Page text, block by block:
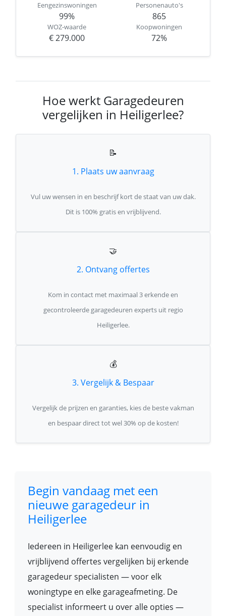
Eengezinswoningen
99%
Personenauto's
865
WOZ-waarde
€ 279.000
Koopwoningen
72%
Hoe werkt Garagedeuren
vergelijken in Heiligerlee?
📝
1. Plaats uw aanvraag
Vul uw wensen in en beschrijf kort de staat van uw dak.
Dit is 100% gratis en vrijblijvend.
🤝
2. Ontvang offertes
Kom in contact met maximaal 3 erkende en
gecontroleerde garagedeuren experts uit regio
Heiligerlee.
💰
3. Vergelijk & Bespaar
Vergelijk de prijzen en garanties, kies de beste vakman
en bespaar direct tot wel 30% op de kosten!
Begin vandaag met een
nieuwe garagedeur in
Heiligerlee
Iedereen in Heiligerlee kan eenvoudig en
vrijblijvend offertes vergelijken bij erkende
garagedeur specialisten — voor elk
woningtype en elke garageafmeting. De
specialist informeert u over alle opties —